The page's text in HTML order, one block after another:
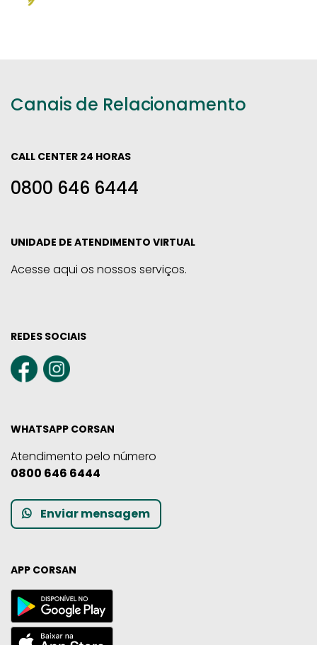
Canais de Relacionamento
CALL CENTER 24 HORAS
0800 646 6444
UNIDADE DE ATENDIMENTO VIRTUAL
Acesse aqui os nossos serviços.
REDES SOCIAIS
WHATSAPP CORSAN
Atendimento pelo número
0800 646 6444
Enviar mensagem
APP CORSAN